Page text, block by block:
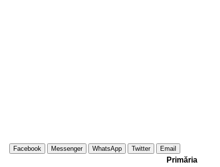
Facebook Messenger WhatsApp Twitter Email
Primăria